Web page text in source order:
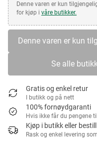
Denne varen er kun
for kjøp i våre butikker.
Denne varen er kun
Se alle
Gratis og enkel retur
I butikk og på nett
100% fornøydgaranti
Hvis ikke får du pengene
Kjøp i butikk eller
Rask og enkel levering